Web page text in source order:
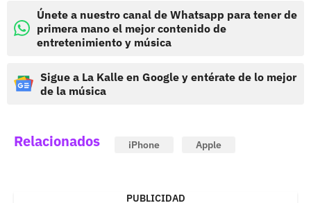
Únete a nuestro canal de Whatsapp para tener de
primera mano el mejor contenido de
entretenimiento y música
Sigue a La Kalle en Google y entérate de lo mejor
de la música
Relacionados iPhone Apple
PUBLICIDAD